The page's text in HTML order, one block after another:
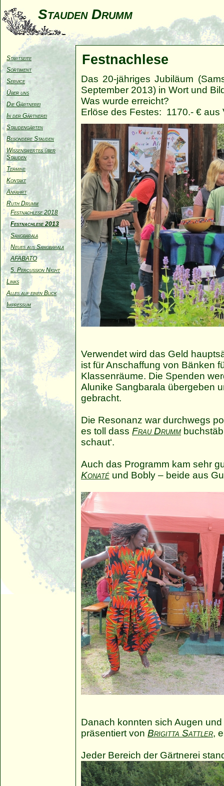
Stauden Drumm
Startseite
Sortiment
Service
Über uns
Die Gärtnerei
In der Gärtnerei
Staudengärten
Besondere Stauden
Wissenswertes über
Stauden
Termine
Kontakt
Anfahrt
Ruth Drumm
Festnachlese 2018
Festnachlese 2013
Sangbarala
Neues aus Sangbarala
AFABATO
5. Percussion Night
Links
Alles auf einen Blick
Impressum
Festnachlese
Das 20-jähriges Jubiläum
September 2013) in Wort und
Was wurde erreicht?
Erlöse des Festes: 1170.- € aus
Verwendet wird das Geld
ist für Anschaffung von Bänken
Klassenräume. Die Spenden
Alunike Sangbarala übergeben
gebracht.
Die Resonanz war durchwegs
es toll dass Frau Drumm
schaut‘.
Auch das Programm kam sehr
Konaté und Bobly – beide aus
Danach konnten sich Augen und
präsentiert von Brigitta Sattler,
Jeder Bereich der Gärtnerei